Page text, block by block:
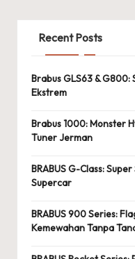
Recent Posts
Brabus GLS63 &
Ekstrem
Brabus 1000: Monster
Tuner Jerman
BRABUS G-Class:
Supercar
BRABUS 900 Series:
Kemewahan Tanpa